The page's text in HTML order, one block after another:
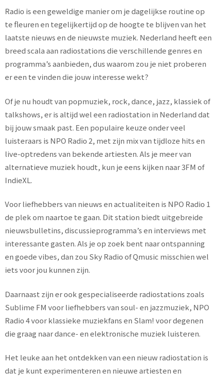
Radio is een geweldige manier om je dagelijkse routine op
te fleuren en tegelijkertijd op de hoogte te blijven van het
laatste nieuws en de nieuwste muziek. Nederland heeft een
breed scala aan radiostations die verschillende genres en
programma’s aanbieden, dus waarom zou je niet proberen
er een te vinden die jouw interesse wekt?
Of je nu houdt van popmuziek, rock, dance, jazz, klassiek of
talkshows, er is altijd wel een radiostation in Nederland dat
bij jouw smaak past. Een populaire keuze onder veel
luisteraars is NPO Radio 2, met zijn mix van tijdloze hits en
live-optredens van bekende artiesten. Als je meer van
alternatieve muziek houdt, kun je eens kijken naar 3FM of
IndieXL.
Voor liefhebbers van nieuws en actualiteiten is NPO Radio 1
de plek om naartoe te gaan. Dit station biedt uitgebreide
nieuwsbulletins, discussieprogramma’s en interviews met
interessante gasten. Als je op zoek bent naar ontspanning
en goede vibes, dan zou Sky Radio of Qmusic misschien wel
iets voor jou kunnen zijn.
Daarnaast zijn er ook gespecialiseerde radiostations zoals
Sublime FM voor liefhebbers van soul- en jazzmuziek, NPO
Radio 4 voor klassieke muziekfans en Slam! voor degenen
die graag naar dance- en elektronische muziek luisteren.
Het leuke aan het ontdekken van een nieuw radiostation is
dat je kunt experimenteren en nieuwe artiesten en